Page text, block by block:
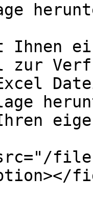
Ihnen
zur
files/